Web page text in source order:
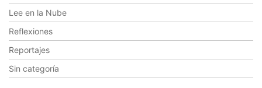
Lee en la Nube
Reflexiones
Reportajes
Sin categoría